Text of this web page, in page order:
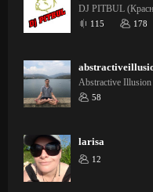
DJ PITBUL
115 178
Abstractive Illusion
58
larisa
12